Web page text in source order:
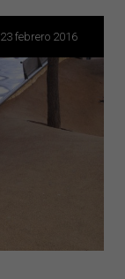
23 febrero 2016